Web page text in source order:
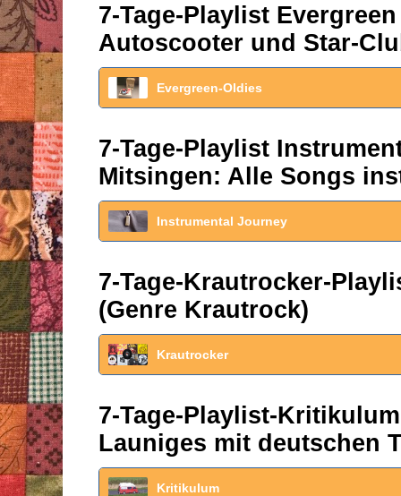
7-Tage-Playlist
Autoscooter und Star-
Evergreen-Oldies
7-Tage-Playlist
Mitsingen: Alle Songs
Instrumental Journey
7-Tage-Krautrocker-
(Genre Krautrock)
Krautrocker
7-Tage-Playlist-
Launiges mit deutschen
Kritikulum